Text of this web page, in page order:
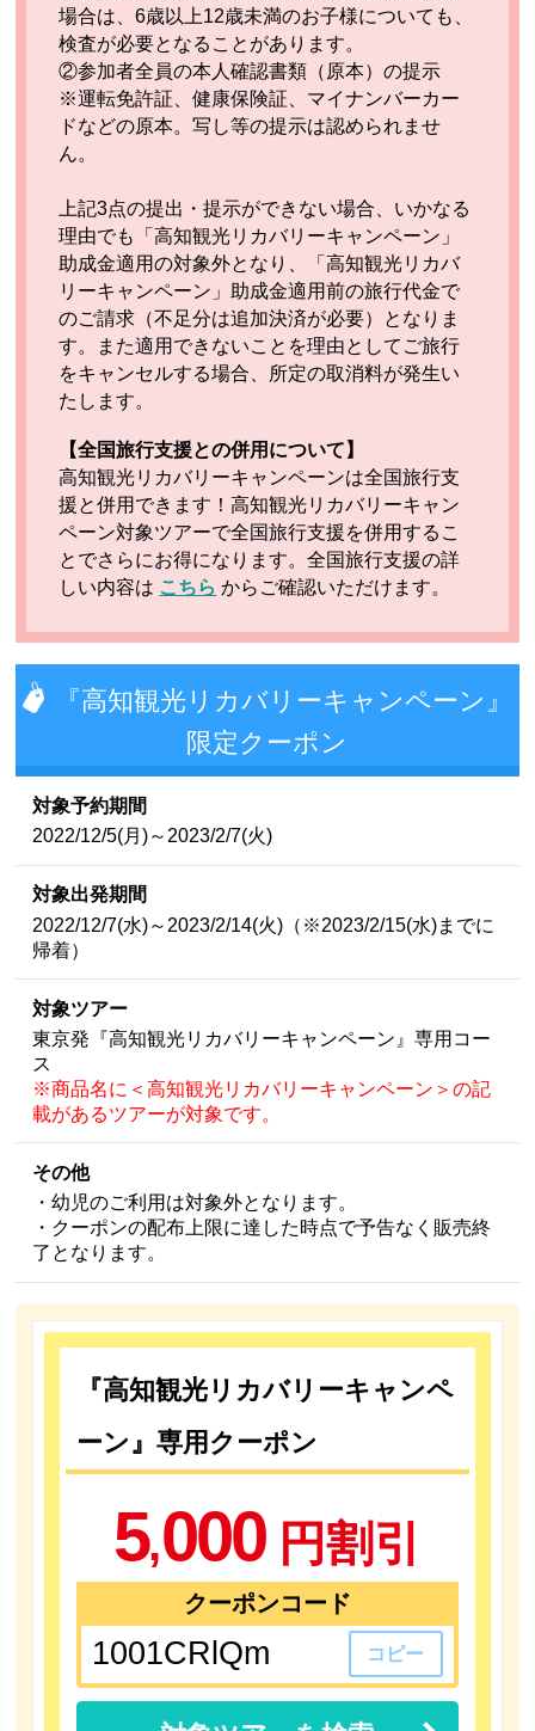
場合は、6歳以上12歳未満のお子様についても、
検査が必要となることがあります。
②参加者全員の本⼈確認書類（原本）の提⽰
※運転免許証、健康保険証、マイナンバーカー
ドなどの原本。写し等の提示は認められませ
ん。
上記3点の提出・提示ができない場合、いかなる
理由でも「高知観光リカバリーキャンペーン」
助成金適用の対象外となり、「高知観光リカバ
リーキャンペーン」助成金適用前の旅行代金で
のご請求（不足分は追加決済が必要）となりま
す。また適用できないことを理由としてご旅行
をキャンセルする場合、所定の取消料が発生い
たします。
【全国旅行支援との併用について】
高知観光リカバリーキャンペーンは全国旅行支
援と併用できます！高知観光リカバリーキャン
ペーン対象ツアーで全国旅行支援を併用するこ
とでさらにお得になります。全国旅行支援の詳
しい内容は こちら からご確認いただけます。
『高知観光リカバリーキャンペーン』
限定クーポン
対象予約期間
2022/12/5(月)～2023/2/7(火)
対象出発期間
2022/12/7(水)～2023/2/14(火)（※2023/2/15(水)までに
帰着）
対象ツアー
東京発『高知観光リカバリーキャンペーン』専用コー
ス
※商品名に＜高知観光リカバリーキャンペーン＞の記
載があるツアーが対象です。
その他
・幼児のご利用は対象外となります。
・クーポンの配布上限に達した時点で予告なく販売終
了となります。
『高知観光リカバリーキャンペ
ーン』 専用クーポン
5,000円割引
クーポンコード
コピー